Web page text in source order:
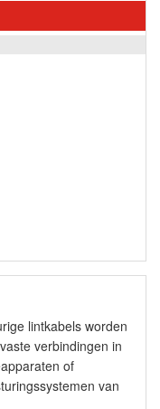
lintkabels worden
verbindingen in
of
van